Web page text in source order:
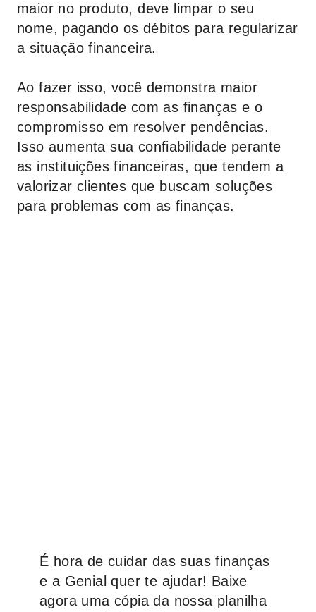
maior no produto, deve limpar o seu
nome, pagando os débitos para regularizar
a situação financeira.
Ao fazer isso, você demonstra maior
responsabilidade com as finanças e o
compromisso em resolver pendências.
Isso aumenta sua confiabilidade perante
as instituições financeiras, que tendem a
valorizar clientes que buscam soluções
para problemas com as finanças.
É hora de cuidar das suas finanças
e a Genial quer te ajudar! Baixe
agora uma cópia da nossa planilha